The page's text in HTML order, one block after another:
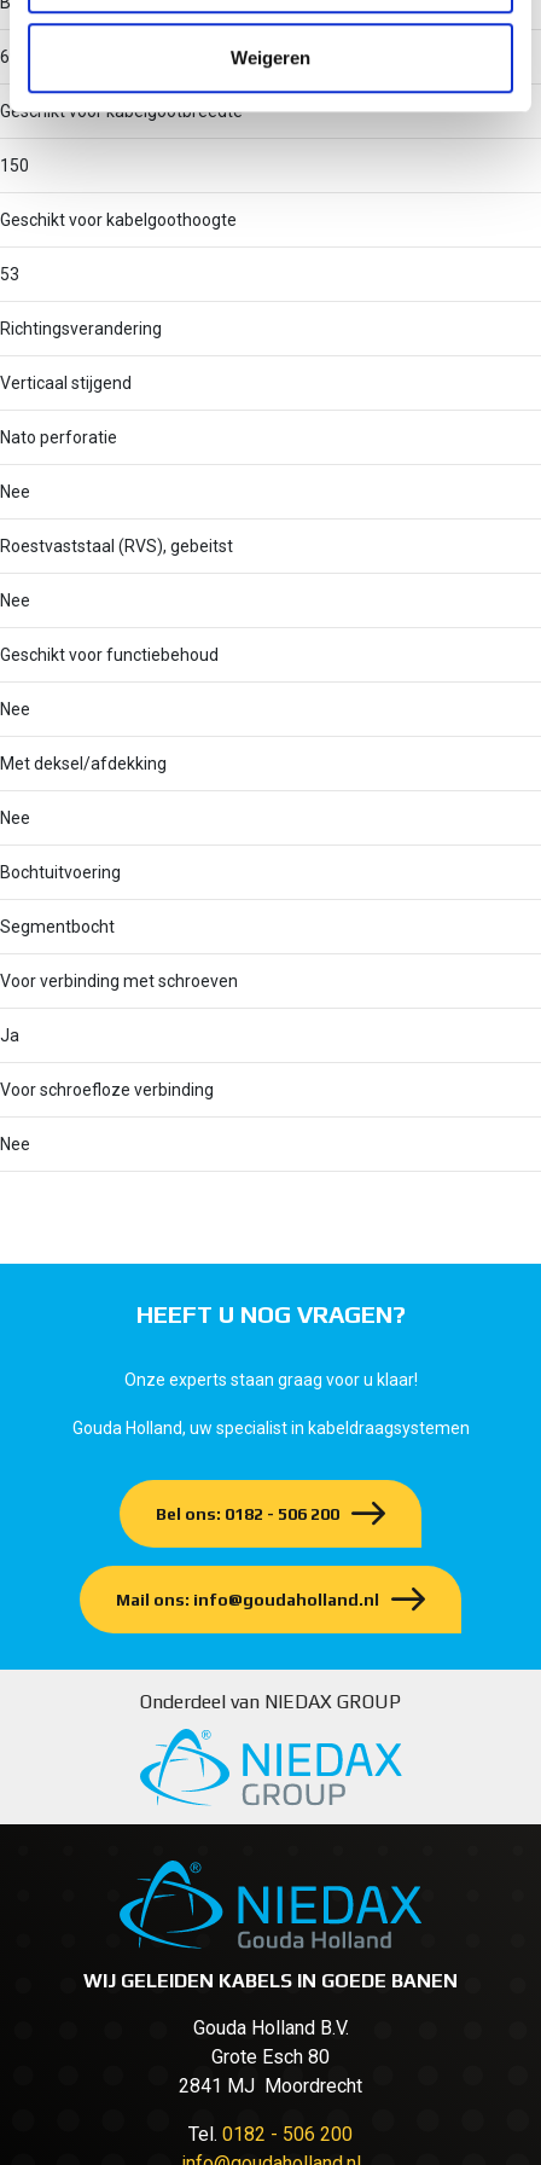
informatie die u aan ze heeft verstrekt of die ze hebben
verzameld op basis van uw gebruik van hun services.
Weigeren
60
Geschikt voor kabelgootbreedte
150
Geschikt voor kabelgoothoogte
53
Richtingsverandering
Verticaal stijgend
Nato perforatie
Nee
Roestvaststaal (RVS), gebeitst
Nee
Geschikt voor functiebehoud
Nee
Met deksel/afdekking
Nee
Bochtuitvoering
Segmentbocht
Voor verbinding met schroeven
Ja
Voor schroefloze verbinding
Nee
HEEFT U NOG VRAGEN?
Onze experts staan graag voor u klaar!
Gouda Holland, uw specialist in kabeldraagsystemen
Bel ons: 0182 - 506 200
Mail ons: info@goudaholland.nl
Onderdeel van NIEDAX GROUP
WIJ GELEIDEN KABELS IN GOEDE BANEN
Gouda Holland B.V.
Grote Esch 80
2841 MJ Moordrecht
Tel. 0182 - 506 200